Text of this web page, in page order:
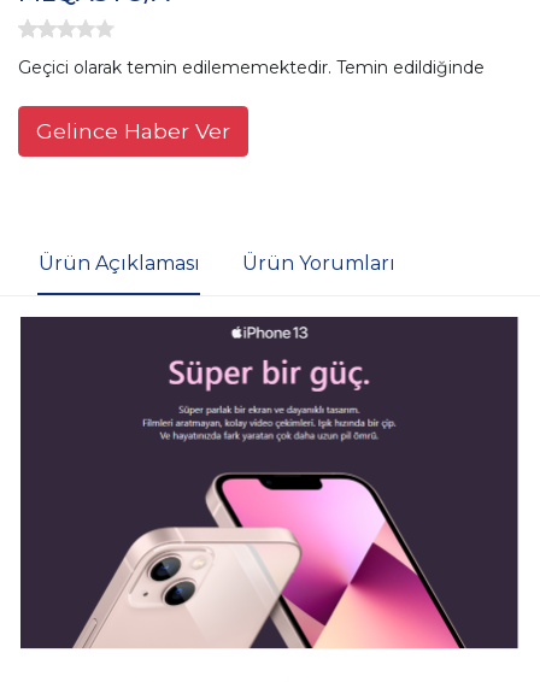
Geçici olarak temin edilememektedir. Temin edildiğinde
Gelince Haber Ver
Ürün Açıklaması Ürün Yorumları